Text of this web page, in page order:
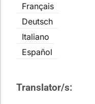
Français
Deutsch
Italiano
Español
Translator/s: